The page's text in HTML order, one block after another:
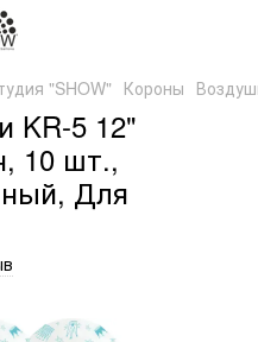
"SHOW" Короны
KR-5 12"
10 шт.,
Для